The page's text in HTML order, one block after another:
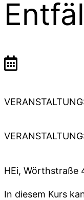
HEi, Wörthstraße
In diesem Kurs